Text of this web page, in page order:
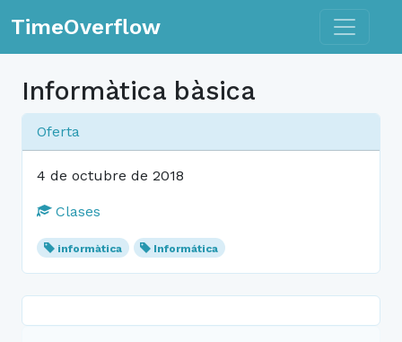
TimeOverflow Toggle
Informàtica bàsica
Oferta
4 de octubre de 2018
Clases
informàtica Informática